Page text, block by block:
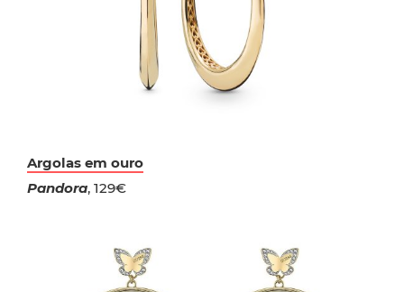
Argolas em ouro
Pandora, 129€